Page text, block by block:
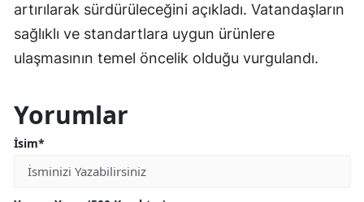
artırılarak sürdürüleceğini açıkladı. Vatandaşların
sağlıklı ve standartlara uygun ürünlere
ulaşmasının temel öncelik olduğu vurgulandı.
Yorumlar
İsim*